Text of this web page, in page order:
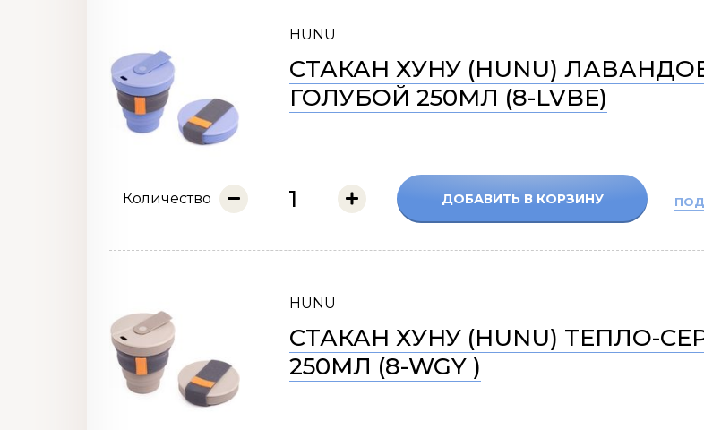
HUNU
СТАКАН ХУНУ (HUNU)
ГОЛУБОЙ 250МЛ (8-LVBE)
Количество ДОБАВИТЬ В КОРЗИНУ
HUNU
СТАКАН ХУНУ (HUNU) ТЕПЛО-
250МЛ (8-WGY )